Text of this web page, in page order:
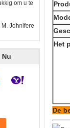
om u te
Johnifere
Het
De